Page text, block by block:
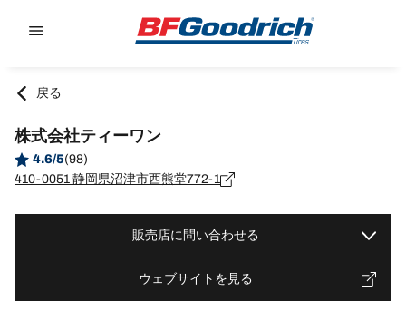
戻る
株式会社ティーワン
4.6/5(98)
410-0051 静岡県沼津市西熊堂772-1
販売店に問い合わせる
ウェブサイトを見る